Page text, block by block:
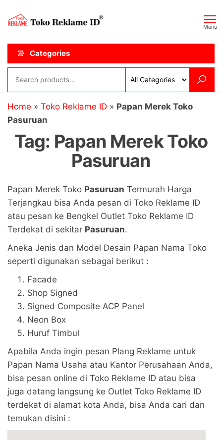
content
ID
Menu
Categories
Home » Toko Reklame ID » Papan Merek Toko
Pasuruan
Tag: Papan Merek Toko
Pasuruan
Papan Merek Toko Pasuruan Termurah Harga
Terjangkau bisa Anda pesan di Toko Reklame ID
atau pesan ke Bengkel Outlet Toko Reklame ID
Terdekat di sekitar Pasuruan.
Aneka Jenis dan Model Desain Papan Nama Toko
seperti digunakan sebagai berikut :
Facade
Shop Signed
Signed Composite ACP Panel
Neon Box
Huruf Timbul
Apabila Anda ingin pesan Plang Reklame untuk
Papan Nama Usaha atau Kantor Perusahaan Anda,
bisa pesan online di Toko Reklame ID atau bisa
juga datang langsung ke Outlet Toko Reklame ID
terdekat di alamat kota Anda, bisa Anda cari dan
temukan disini :